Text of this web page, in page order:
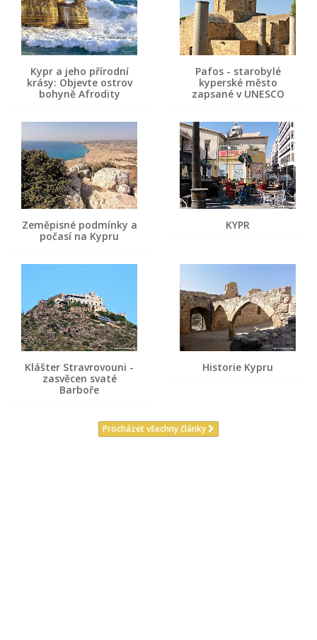
Kypr a jeho přírodní
krásy: Objevte ostrov
bohyně Afrodity
Pafos - starobylé
kyperské město
zapsané v UNESCO
Zeměpisné podmínky a
počasí na Kypru
KYPR
Klášter Stravrovouni -
zasvěcen svaté
Barboře
Historie Kypru
Procházet všechny články